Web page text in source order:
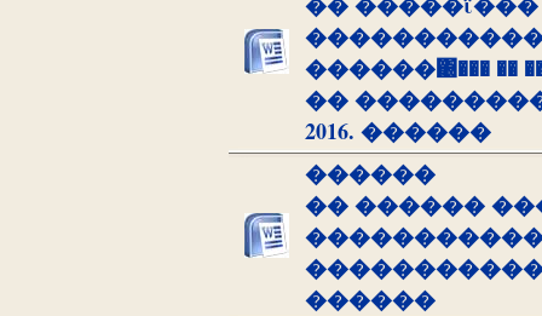
������΀��� ��
��
2016. ������
������
�� ������
������